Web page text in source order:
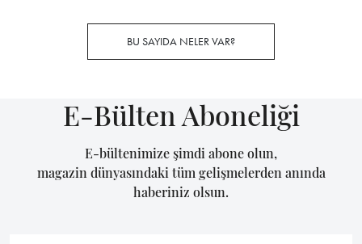
BU SAYIDA NELER VAR?
E-Bülten Aboneliği
E-bültenimize şimdi abone olun,
magazin dünyasındaki tüm gelişmelerden anında
haberiniz olsun.